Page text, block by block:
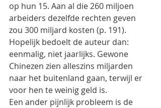
op hun 15. Aan al die 260 miljoen
arbeiders dezelfde rechten geven
zou 300 miljard kosten (p. 191).
Hopelijk bedoelt de auteur dan:
eenmalig, niet jaarlijks. Gewone
Chinezen zien alleszins miljarden
naar het buitenland gaan, terwijl er
voor hen te weinig geld is.
Een ander pijnlijk probleem is de